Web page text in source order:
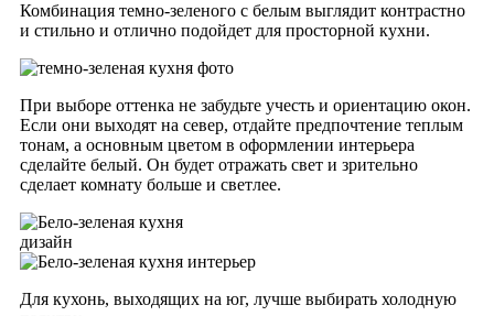
Комбинация темно-зеленого с белым выглядит контрастно
и стильно и отлично подойдет для просторной кухни.
При выборе оттенка не забудьте учесть и ориентацию окон.
Если они выходят на север, отдайте предпочтение теплым
тонам, а основным цветом в оформлении интерьера
сделайте белый. Он будет отражать свет и зрительно
сделает комнату больше и светлее.
Для кухонь, выходящих на юг, лучше выбирать холодную